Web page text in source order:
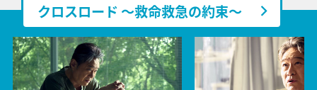
クロスロード ～救命救急の約束～